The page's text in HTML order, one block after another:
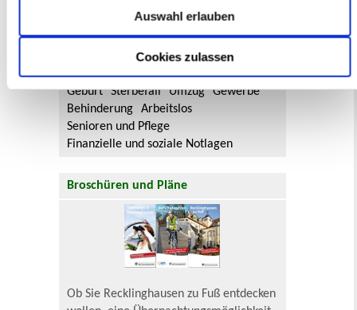
Cookies zulassen
Auswahl erlauben
Neu in Recklinghausen
Heiraten
Geburt
Sterbefall Umzug
Gewerbe
Behinderung
Arbeitslos
Senioren und Pflege
Finanzielle und soziale Notlagen
Broschüren und Pläne
Ob Sie Recklinghausen zu Fuß entdecken